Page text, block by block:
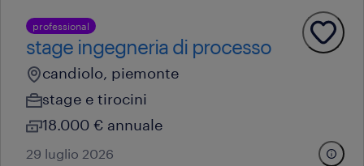
professional
stage ingegneria di processo
candiolo, piemonte
stage e tirocini
18.000 € annuale
29 luglio 2026